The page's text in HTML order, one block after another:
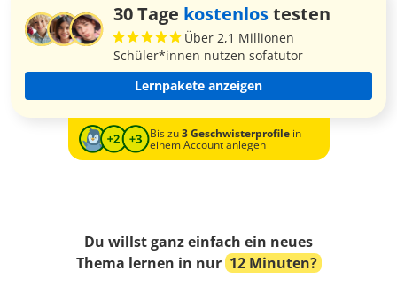
30 Tage kostenlostesten
Über 2,1 Millionen
Schüler*innen nutzen sofatutor
Lernpakete anzeigen
Bis zu3 Geschwisterprofilein
einem Account anlegen
Du willst ganz einfach ein neues
Thema lernen in nur 12 Minuten?